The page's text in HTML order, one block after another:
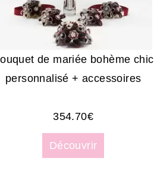
de mariée bohème chic
personnalisé + accessoires
354.70€
Découvrir